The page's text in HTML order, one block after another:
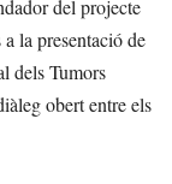
del projecte
la presentació de
dels Tumors
obert entre els